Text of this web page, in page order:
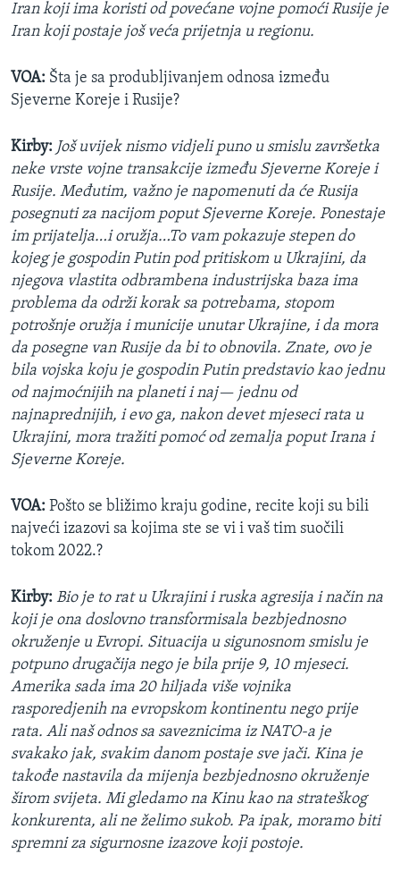
Iran koji ima koristi od povećane vojne pomoći Rusije je
Iran koji postaje još veća prijetnja u regionu.
VOA: Šta je sa produbljivanjem odnosa između
Sjeverne Koreje i Rusije?
Kirby: Još uvijek nismo vidjeli puno u smislu završetka
neke vrste vojne transakcije između Sjeverne Koreje i
Rusije. Međutim, važno je napomenuti da će Rusija
posegnuti za nacijom poput Sjeverne Koreje. Ponestaje
im prijatelja…i oružja…To vam pokazuje stepen do
kojeg je gospodin Putin pod pritiskom u Ukrajini, da
njegova vlastita odbrambena industrijska baza ima
problema da održi korak sa potrebama, stopom
potrošnje oružja i municije unutar Ukrajine, i da mora
da posegne van Rusije da bi to obnovila. Znate, ovo je
bila vojska koju je gospodin Putin predstavio kao jednu
od najmoćnijih na planeti i naj— jednu od
najnaprednijih, i evo ga, nakon devet mjeseci rata u
Ukrajini, mora tražiti pomoć od zemalja poput Irana i
Sjeverne Koreje.
VOA: Pošto se bližimo kraju godine, recite koji su bili
najveći izazovi sa kojima ste se vi i vaš tim suočili
tokom 2022.?
Kirby: Bio je to rat u Ukrajini i ruska agresija i način na
koji je ona doslovno transformisala bezbjednosno
okruženje u Evropi. Situacija u sigunosnom smislu je
potpuno drugačija nego je bila prije 9, 10 mjeseci.
Amerika sada ima 20 hiljada više vojnika
rasporedjenih na evropskom kontinentu nego prije
rata. Ali naš odnos sa saveznicima iz NATO-a je
svakako jak, svakim danom postaje sve jači. Kina je
takođe nastavila da mijenja bezbjednosno okruženje
širom svijeta. Mi gledamo na Kinu kao na strateškog
konkurenta, ali ne želimo sukob. Pa ipak, moramo biti
spremni za sigurnosne izazove koji postoje.